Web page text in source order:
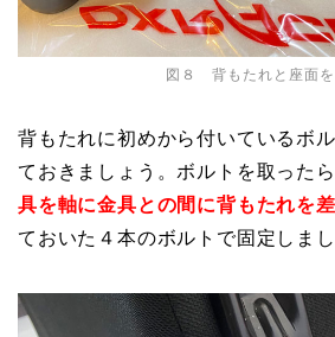
図８ 背もたれと座面を
背もたれに初めから付いているボ
ておきましょう。ボルトを取ったら
具を軸に金具との間に背もたれを
ておいた４本のボルトで固定しまし